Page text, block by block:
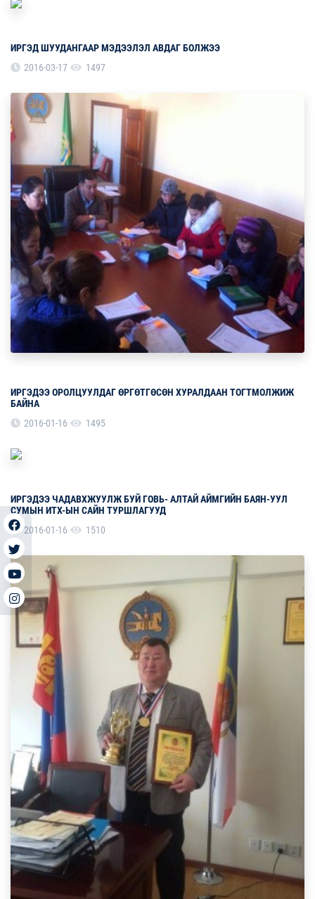
ИРГЭД ШУУДАНГААР МЭДЭЭЛЭЛ АВДАГ БОЛЖЭЭ
2016-03-17
1497
ИРГЭДЭЭ ОРОЛЦУУЛДАГ ӨРГӨТГӨСӨН ХУРАЛДААН ТОГТМОЛЖИЖ
БАЙНА
2016-01-16
1495
ИРГЭДЭЭ ЧАДАВХЖУУЛЖ БУЙ ГОВЬ- АЛТАЙ АЙМГИЙН БАЯН-УУЛ
СУМЫН ИТХ-ЫН САЙН ТУРШЛАГУУД
2016-01-16
1510